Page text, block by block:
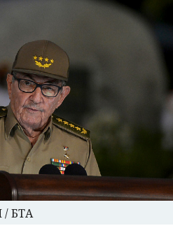
/ БТА